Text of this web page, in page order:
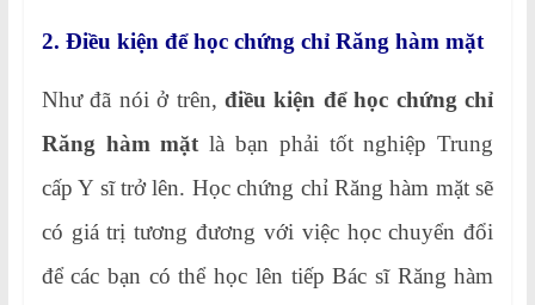
2. Điều kiện để học chứng chỉ Răng hàm mặt
Như đã nói ở trên, điều kiện để học chứng chỉ
Răng hàm mặtlà bạn phải tốt nghiệp Trung
cấp Y sĩ trở lên. Học chứng chỉ Răng hàm mặt sẽ
có giá trị tương đương với việc học chuyển đổi
để các bạn có thể học lên tiếp Bác sĩ Răng hàm